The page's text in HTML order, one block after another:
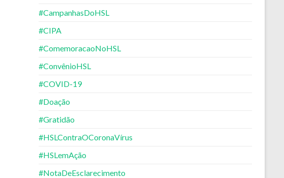
#CampanhasDoHSL
#CIPA
#ComemoracaoNoHSL
#ConvênioHSL
#COVID-19
#Doação
#Gratidão
#HSLContraOCoronaVírus
#HSLemAção
#NotaDeEsclarecimento